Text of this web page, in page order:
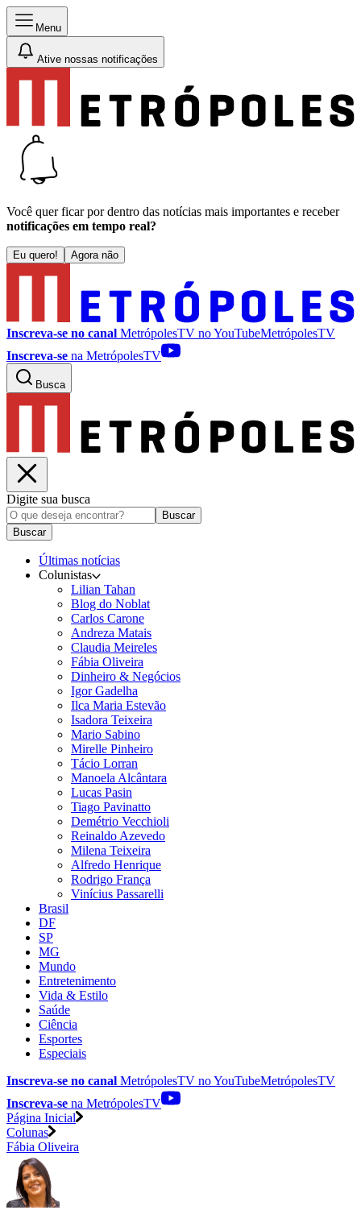
Menu
Ative nossas notificações
Você quer ficar por dentro das notícias mais importantes e receber
notificações em tempo real?
Eu quero! Agora não
Inscreva-se no canal MetrópolesTV noYouTubeMetrópolesTV
Inscreva-se na MetrópolesTV
Busca
Digite sua busca
Buscar
Buscar
Últimas notícias
Colunistas
Lilian Tahan
Blog do Noblat
Carlos Carone
Andreza Matais
Claudia Meireles
Fábia Oliveira
Dinheiro & Negócios
Igor Gadelha
Ilca Maria Estevão
Isadora Teixeira
Mario Sabino
Mirelle Pinheiro
Tácio Lorran
Manoela Alcântara
Lucas Pasin
Tiago Pavinatto
Demétrio Vecchioli
Reinaldo Azevedo
Milena Teixeira
Alfredo Henrique
Rodrigo França
Vinícius Passarelli
Brasil
DF
SP
MG
Mundo
Entretenimento
Vida & Estilo
Saúde
Ciência
Esportes
Especiais
Inscreva-se no canal MetrópolesTV noYouTubeMetrópolesTV
Inscreva-se na MetrópolesTV
Página Inicial
Colunas
Fábia Oliveira